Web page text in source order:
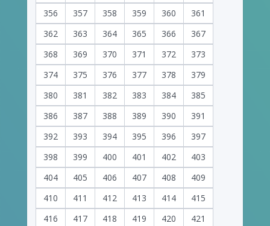
356
357 358 359 360
361
362
363 364 365 366
367
368
369 370 371 372
373
374
375 376 377 378
379
380
381 382 383 384
385
386
387 388 389 390
391
392
393 394 395 396
397
398
399 400 401 402
403
404
405 406 407 408
409
410
411 412 413 414
415
416
417 418 419 420 421